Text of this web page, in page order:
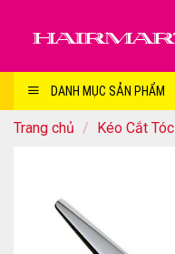
DANH MỤC SẢN PHẨM
Trang chủ / Kéo Cắt Tóc